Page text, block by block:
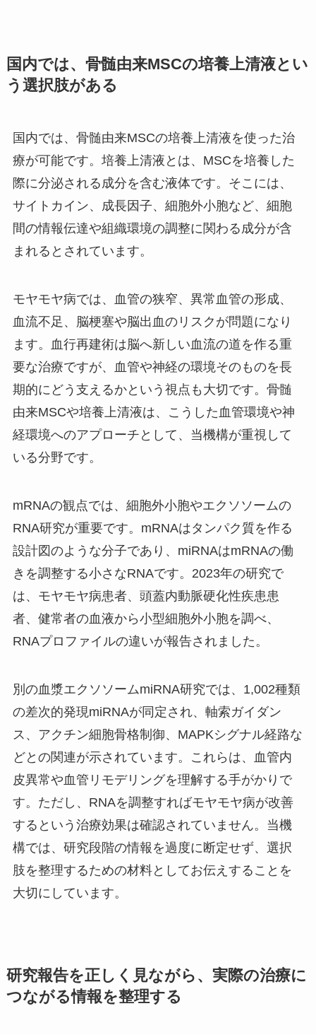
国内では、骨髄由来MSCの培養上清液とい
う選択肢がある
国内では、骨髄由来MSCの培養上清液を使った治
療が可能です。培養上清液とは、MSCを培養した
際に分泌される成分を含む液体です。そこには、
サイトカイン、成長因子、細胞外小胞など、細胞
間の情報伝達や組織環境の調整に関わる成分が含
まれるとされています。
モヤモヤ病では、血管の狭窄、異常血管の形成、
血流不足、脳梗塞や脳出血のリスクが問題になり
ます。血行再建術は脳へ新しい血流の道を作る重
要な治療ですが、血管や神経の環境そのものを長
期的にどう支えるかという視点も大切です。骨髄
由来MSCや培養上清液は、こうした血管環境や神
経環境へのアプローチとして、当機構が重視して
いる分野です。
mRNAの観点では、細胞外小胞やエクソソームの
RNA研究が重要です。mRNAはタンパク質を作る
設計図のような分子であり、miRNAはmRNAの働
きを調整する小さなRNAです。2023年の研究で
は、モヤモヤ病患者、頭蓋内動脈硬化性疾患患
者、健常者の血液から小型細胞外小胞を調べ、
RNAプロファイルの違いが報告されました。
別の血漿エクソソームmiRNA研究では、1,002種類
の差次的発現miRNAが同定され、軸索ガイダン
ス、アクチン細胞骨格制御、MAPKシグナル経路な
どとの関連が示されています。これらは、血管内
皮異常や血管リモデリングを理解する手がかりで
す。ただし、RNAを調整すればモヤモヤ病が改善
するという治療効果は確認されていません。当機
構では、研究段階の情報を過度に断定せず、選択
肢を整理するための材料としてお伝えすることを
大切にしています。
研究報告を正しく見ながら、実際の治療に
つながる情報を整理する